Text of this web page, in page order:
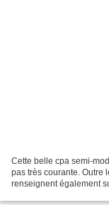
Cette belle cpa semi-
pas très courante. Outre
renseignent également